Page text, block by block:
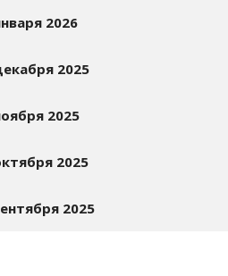
2026
2025
2025
2025
2025